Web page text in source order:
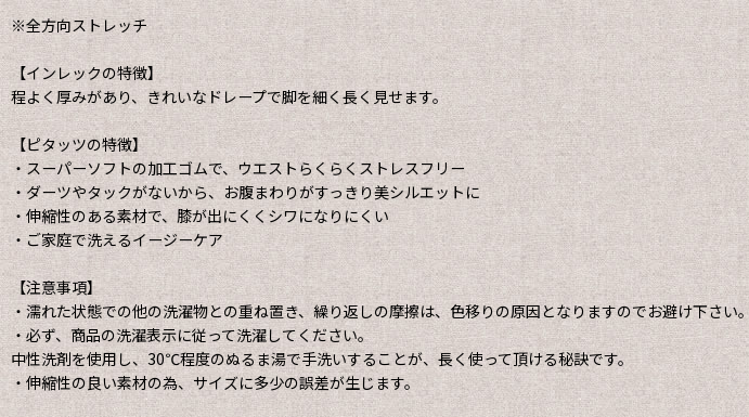
※全方向ストレッチ
【インレックの特徴】
程よく厚みがあり、きれいなドレープで脚を細く長く見せます。
【ピタッツの特徴】
・スーパーソフトの加工ゴムで、ウエストらくらくストレスフリー
・ダーツやタックがないから、お腹まわりがすっきり美シルエットに
・伸縮性のある素材で、膝が出にくくシワになりにくい
・ご家庭で洗えるイージーケア
【注意事項】
・濡れた状態での他の洗濯物との重ね置き、繰り返しの摩擦は、色移りの原因となりますのでお避け下さい。
・必ず、商品の洗濯表示に従って洗濯してください。
中性洗剤を使用し、30℃程度のぬるま湯で手洗いすることが、長く使って頂ける秘訣です。
・伸縮性の良い素材の為、サイズに多少の誤差が生じます。